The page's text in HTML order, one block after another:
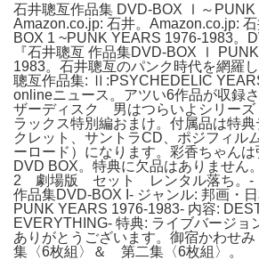
石井聰亙作品集 DVD-BOX Ⅰ～PUNK
Amazon.co.jp: 石井。Amazon.co.jp:
BOX 1 ~PUNK YEARS 1976-1983。
『石井聰亙 作品集DVD-BOX Ⅰ
1983。石井聰亙のパンク時代を網羅
聰亙作品集: Ⅱ:PSYCHEDELIC
onlineニュース。アツい6作品が収録
ザーディスク 男はつらいよシリーズ
ラックス特別編おまけ。付属品は特
クレット、サントラCD、ポジフィル
ーロード）になります。彩香ちゃん
DVD BOX。特典に欠品はありません
2 劇場版 セット レンタル落ち。-
作品集DVD-BOX I- ジャンル: 邦画・
PUNK YEARS 1976-1983- 内容:
EVERYTHING- 特典: ライブバージョ
ありがとうございます。御宿かわせ
集〈6枚組〉＆ 第二集〈6枚組〉。